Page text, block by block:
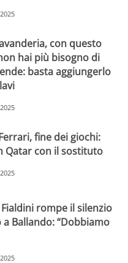
con questo
hai più bisogno di
basta aggiungerlo
fine dei giochi:
Qatar con il sostituto
Fialdini rompe il silenzio
Ballando: “Dobbiamo